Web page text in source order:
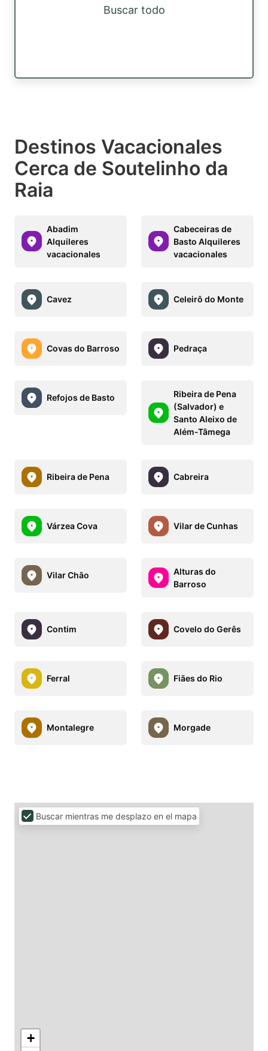
Buscar todo
Destinos Vacacionales
Cerca de Soutelinho da
Raia
Abadim
Alquileres
vacacionales
Cabeceiras de
Basto Alquileres
vacacionales
Cavez Celeirô do Monte
Covas do Barroso Pedraça
Refojos de Basto
Ribeira de Pena
(Salvador) e
Santo Aleixo de
Além-Tâmega
Ribeira de Pena Cabreira
Várzea Cova Vilar de Cunhas
Vilar Chão
Alturas do
Barroso
Contim Covelo do Gerês
Ferral Fiães do Rio
Montalegre Morgade
+
Buscar mientras me desplazo en el mapa